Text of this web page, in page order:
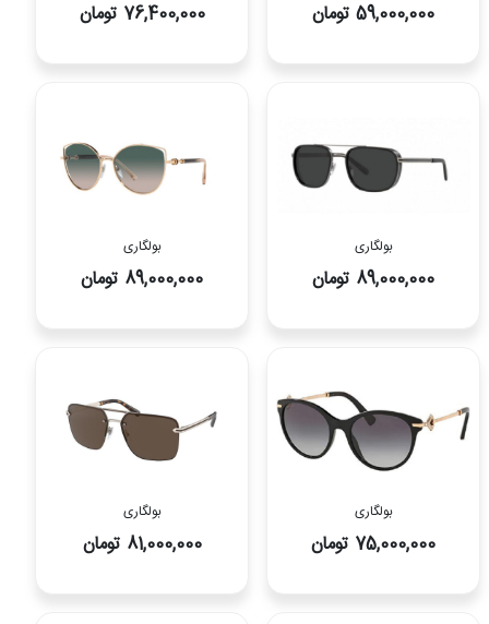
59,000,000 تومان 76,400,000 تومان
بولگاری
89,000,000 تومان
بولگاری
89,000,000 تومان
بولگاری
75,000,000 تومان
بولگاری
81,000,000 تومان